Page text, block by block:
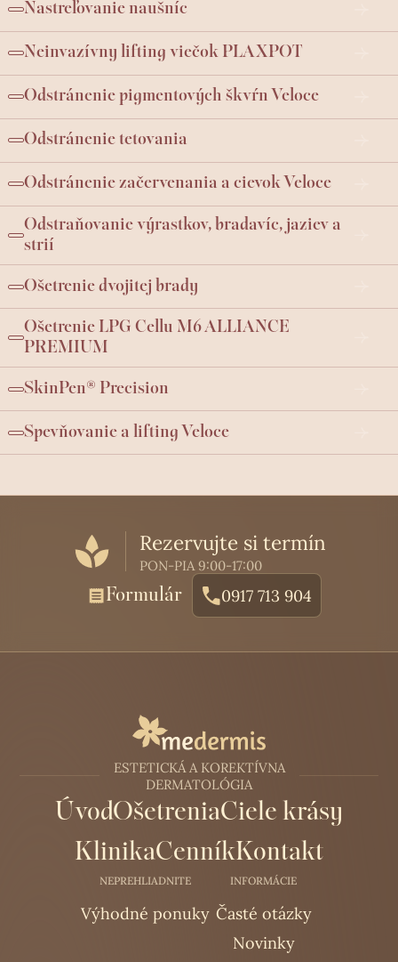
Nastreľovanie naušníc
Neinvazívny lifting viečok PLAXPOT
Odstránenie pigmentových škvŕn Veloce
Odstránenie tetovania
Odstránenie začervenania a cievok Veloce
Odstraňovanie výrastkov, bradavíc, jaziev a
strií
Ošetrenie dvojitej brady
Ošetrenie LPG Cellu M6 ALLIANCE
PREMIUM
SkinPen® Precision
Spevňovanie a lifting Veloce
Rezervujte si termín
PON-PIA 9:00-17:00
Formulár 0917 713 904
ESTETICKÁ A KOREKTÍVNA
DERMATOLÓGIA
ÚvodOšetreniaCiele krásy
KlinikaCenníkKontakt
NEPREHLIADNITE
Výhodné ponuky
INFORMÁCIE
Časté otázky
Novinky